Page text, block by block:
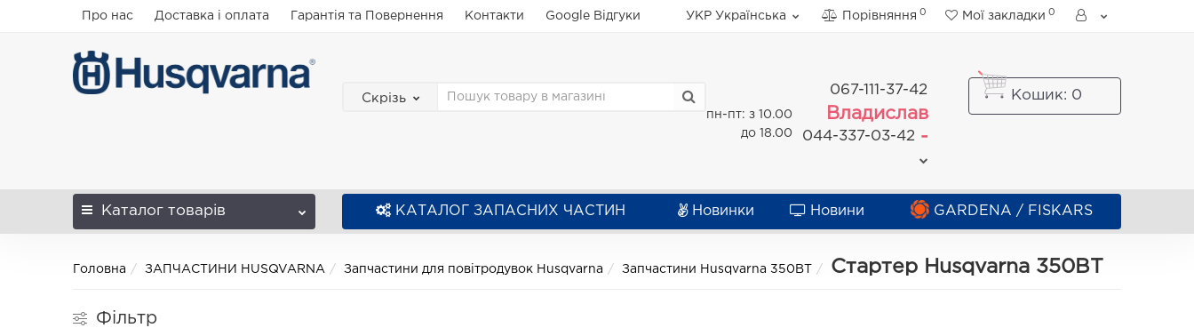
Про нас Доставка і оплата Гарантія та Повернення Контакти Google Відгуки УКР Українська Порівняння 0 Мої закладки 0
Скрізь
пн-пт: з 10.00
до 18.00
067-111-37-42
Владислав
044-337-03-42 -
Кошик: 0
Каталог товарів КАТАЛОГ ЗАПАСНИХ ЧАСТИН Новинки Новини GARDENA / FISKARS
Головна ЗАПЧАСТИНИ HUSQVARNA Запчастини для повітродувок Husqvarna Запчастини Husqvarna 350BT Стартер Husqvarna 350BT
Фільтр